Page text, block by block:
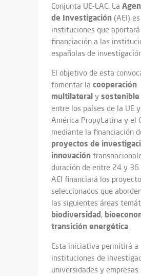
Conjunta UE-LAC. La
de Investigación (AEI)
instituciones que aportará
financiación a las
españolas de
El objetivo de esta
fomentar la cooperación
multilateral y sostenible
entre los países de la UE
América PropyLatina y el
mediante la financiación
proyectos de
innovación
duración de entre 24 y 36
AEI financiará los
seleccionados que
las siguientes áreas
biodiversidad,
transición energética.
Esta iniciativa permitirá a
instituciones de
universidades y empresas